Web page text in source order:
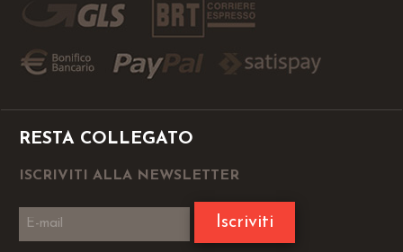
RESTA COLLEGATO
ISCRIVITI ALLA NEWSLETTER
Iscriviti